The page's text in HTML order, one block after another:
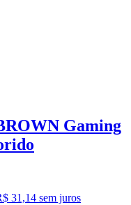
Gaming
31,14 sem juros